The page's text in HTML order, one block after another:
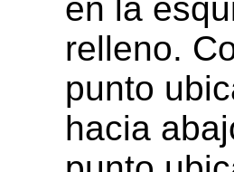
en la
relleno.
punto
hacia